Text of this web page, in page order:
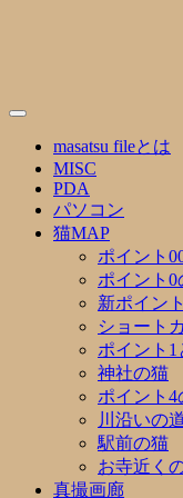
masatsu fileとは
MISC
PDA
パソコン
猫MAP
ポイント
ポイント0
新ポイン
ショート
ポイント1
神社の猫
ポイント4
川沿いの
駅前の猫
お寺近く
真撮画廊